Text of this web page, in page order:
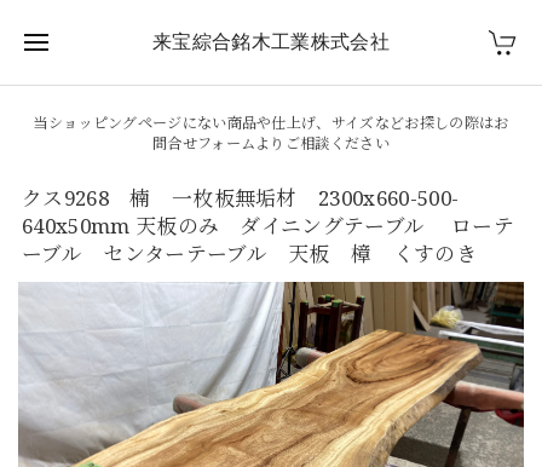
来宝綜合銘木工業株式会社
当ショッピングページにない商品や仕上げ、サイズなどお探しの際はお
問合せフォームよりご相談ください
クス9268 楠 一枚板無垢材 2300x660-500-
640x50mm 天板のみ ダイニングテーブル ローテ
ーブル センターテーブル 天板 樟 くすのき